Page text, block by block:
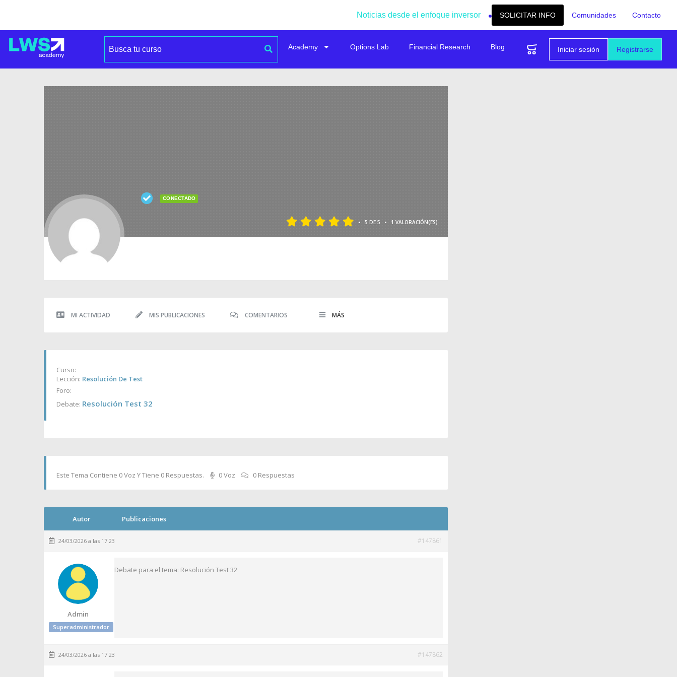
Noticias desde el enfoque inversor SOLICITAR INFO Comunidades Contacto
Registrarse
Iniciar sesión
Academy Options Lab Financial Research Blog
CONECTADO
• 5 DE 5 • 1 VALORACIÓN(ES)
MI ACTIVIDAD MIS PUBLICACIONES COMENTARIOS MÁS
Curso:
Lección: Resolución De Test
Foro:
Debate: Resolución Test 32
Este Tema Contiene 0 Voz Y Tiene 0 Respuestas. 0 Voz 0 Respuestas
Autor Publicaciones
24/03/2026 a las 17:23 #147861
Admin
Superadministrador
Debate para el tema: Resolución Test 32
24/03/2026 a las 17:23 #147862